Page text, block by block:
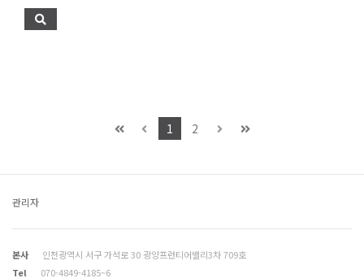
1 2
관리자
본사
인천광역시 서구 가석로 30 광양프런티어밸리3차 709호
Tel
070-4849-4185~6